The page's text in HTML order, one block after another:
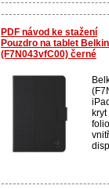
PDF návod ke stažení
Pouzdro na tablet
(F7N043vfC00) černé